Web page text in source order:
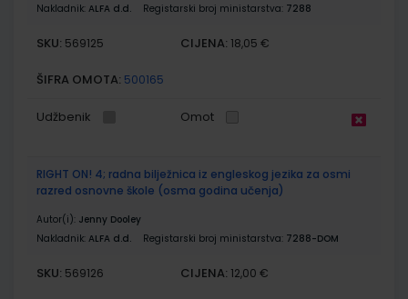
Nakladnik: ALFA d.d. Registarski broj ministarstva: 7288
SKU: 569125 CIJENA: 18,05 €
ŠIFRA OMOTA: 500165
Udžbenik Omot
RIGHT ON! 4; radna bilježnica iz engleskog jezika za osmi
razred osnovne škole (osma godina učenja)
Autor(i): Jenny Dooley
Nakladnik: ALFA d.d. Registarski broj ministarstva: 7288-DOM
SKU: 569126 CIJENA: 12,00 €